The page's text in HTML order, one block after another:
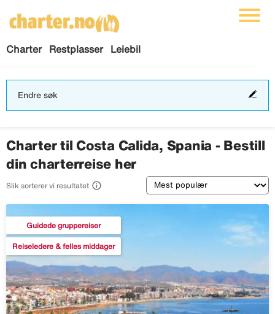
Charter Restplasser Leiebil
Endre søk
Charter til Costa Calida, Spania - Bestill
din charterreise her
Slik sorterer vi resultatet  Sortering
Guidede gruppereiser
Reiseledere & felles middager